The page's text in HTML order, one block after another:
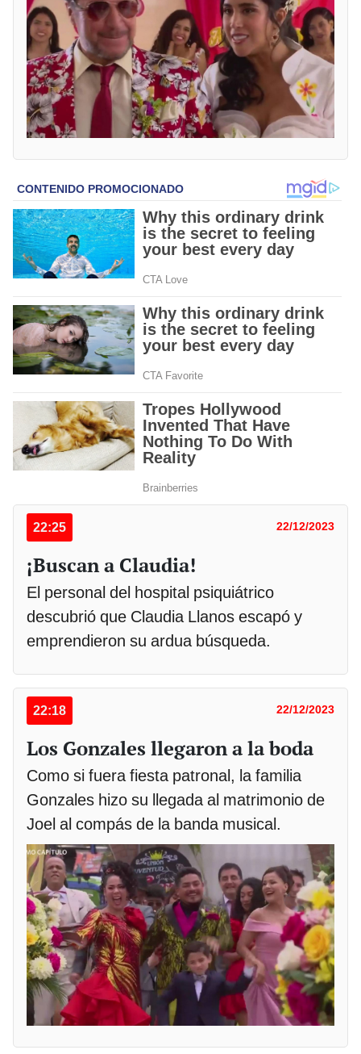
22:25 22/12/2023
¡Buscan a Claudia!
El personal del hospital psiquiátrico
descubrió que Claudia Llanos escapó y
emprendieron su ardua búsqueda.
22:18 22/12/2023
Los Gonzales llegaron a la boda
Como si fuera fiesta patronal, la familia
Gonzales hizo su llegada al matrimonio de
Joel al compás de la banda musical.